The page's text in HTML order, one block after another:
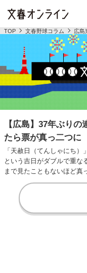
TOP 文春野球コラム 広島
【広島】37年ぶり
たら票が真っ二つに
「天赦日（てんしゃにち）
という吉日がダブルで重な
まで見たこともないほど真
セ・リーグ優…